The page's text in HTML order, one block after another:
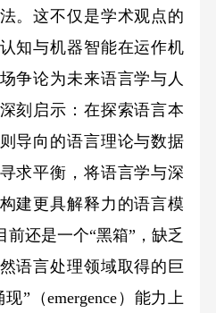
。这不仅是学术观点的
知与机器智能在运作机
争论为未来语言学与人
刻启示：在探索语言本
导向的语言理论与数据
求平衡，将语言学与深
建更具解释力的语言模
还是一个“黑箱”，缺乏
语言处理领域取得的巨
”（emergence）能力上